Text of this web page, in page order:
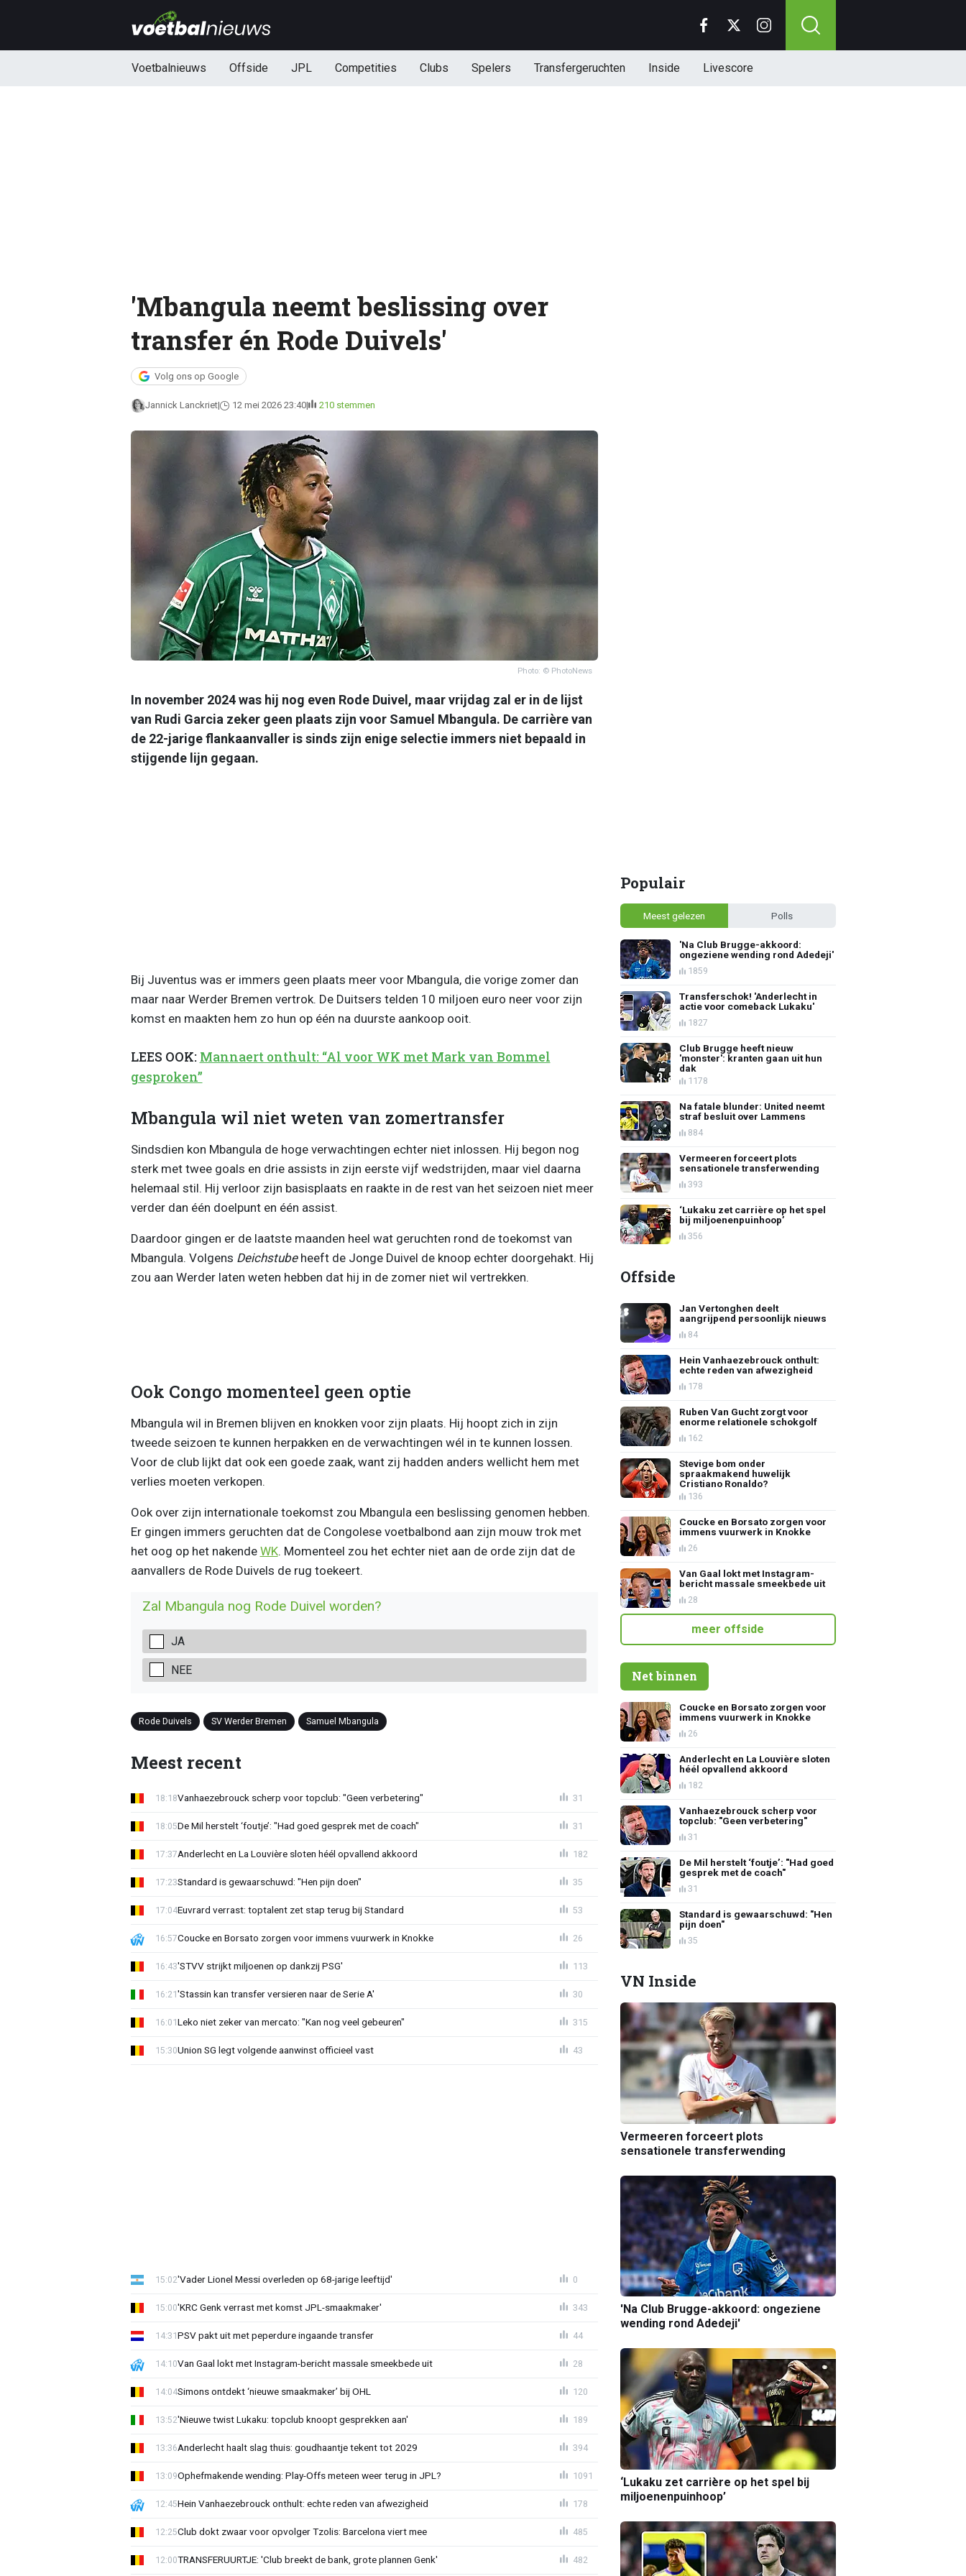
Voetbalnieuws Offside JPL Competities Clubs Spelers Transfergeruchten Inside Livescore
'Mbangula neemt beslissing over
transfer én Rode Duivels'
Volg ons op Google
Jannick Lanckriet 12 mei 2026 23:40 210 stemmen
Photo: © PhotoNews
In november 2024 was hij nog even Rode Duivel, maar vrijdag zal er in de lijst
van Rudi Garcia zeker geen plaats zijn voor Samuel Mbangula. De carrière van
de 22-jarige flankaanvaller is sinds zijn enige selectie immers niet bepaald in
stijgende lijn gegaan.
Bij Juventus was er immers geen plaats meer voor Mbangula, die vorige zomer dan
maar naar Werder Bremen vertrok. De Duitsers telden 10 miljoen euro neer voor zijn
komst en maakten hem zo hun op één na duurste aankoop ooit.
LEES OOK: Mannaert onthult: “Al voor WK met Mark van Bommel
gesproken”
Mbangula wil niet weten van zomertransfer
Sindsdien kon Mbangula de hoge verwachtingen echter niet inlossen. Hij begon nog
sterk met twee goals en drie assists in zijn eerste vijf wedstrijden, maar viel daarna
helemaal stil. Hij verloor zijn basisplaats en raakte in de rest van het seizoen niet meer
verder dan één doelpunt en één assist.
Daardoor gingen er de laatste maanden heel wat geruchten rond de toekomst van
Mbangula. Volgens Deichstubeheeft de Jonge Duivel de knoop echter doorgehakt. Hij
zou aan Werder laten weten hebben dat hij in de zomer niet wil vertrekken.
Ook Congo momenteel geen optie
Mbangula wil in Bremen blijven en knokken voor zijn plaats. Hij hoopt zich in zijn
tweede seizoen te kunnen herpakken en de verwachtingen wél in te kunnen lossen.
Voor de club lijkt dat ook een goede zaak, want zij hadden anders wellicht hem met
verlies moeten verkopen.
Ook over zijn internationale toekomst zou Mbangula een beslissing genomen hebben.
Er gingen immers geruchten dat de Congolese voetbalbond aan zijn mouw trok met
het oog op het nakende WK. Momenteel zou het echter niet aan de orde zijn dat de
aanvallers de Rode Duivels de rug toekeert.
Zal Mbangula nog Rode Duivel worden?
JA
NEE
Rode Duivels SV Werder Bremen Samuel Mbangula
Meest recent
Vanhaezebrouck scherp voor topclub: "Geen verbetering"
18:18 31
De Mil herstelt ‘foutje’: "Had goed gesprek met de coach"
18:05 31
Anderlecht en La Louvière sloten héél opvallend akkoord
17:37 182
Standard is gewaarschuwd: "Hen pijn doen"
17:23 35
Euvrard verrast: toptalent zet stap terug bij Standard
17:04 53
Coucke en Borsato zorgen voor immens vuurwerk in Knokke
16:57 26
'STVV strijkt miljoenen op dankzij PSG'
16:43 113
'Stassin kan transfer versieren naar de Serie A'
16:21 30
Leko niet zeker van mercato: "Kan nog veel gebeuren"
16:01 315
Union SG legt volgende aanwinst officieel vast
15:30 43
'Vader Lionel Messi overleden op 68-jarige leeftijd'
15:02 0
'KRC Genk verrast met komst JPL-smaakmaker'
15:00 343
PSV pakt uit met peperdure ingaande transfer
14:31 44
Van Gaal lokt met Instagram-bericht massale smeekbede uit
14:10 28
Simons ontdekt ‘nieuwe smaakmaker’ bij OHL
14:04 120
'Nieuwe twist Lukaku: topclub knoopt gesprekken aan'
13:52 189
Anderlecht haalt slag thuis: goudhaantje tekent tot 2029
13:36 394
Ophefmakende wending: Play-Offs meteen weer terug in JPL?
13:09 1091
Hein Vanhaezebrouck onthult: echte reden van afwezigheid
12:45 178
Club dokt zwaar voor opvolger Tzolis: Barcelona viert mee
12:25 485
TRANSFERUURTJE: 'Club breekt de bank, grote plannen Genk'
12:00 482
Populair
Meest gelezen Polls
'Na Club Brugge-akkoord:
ongeziene wending rond Adedeji'
1859
Transferschok! 'Anderlecht in
actie voor comeback Lukaku'
1827
Club Brugge heeft nieuw
'monster': kranten gaan uit hun
dak
1178
Na fatale blunder: United neemt
straf besluit over Lammens
884
Vermeeren forceert plots
sensationele transferwending
393
‘Lukaku zet carrière op het spel
bij miljoenenpuinhoop’
356
Offside
Jan Vertonghen deelt
aangrijpend persoonlijk nieuws
84
Hein Vanhaezebrouck onthult:
echte reden van afwezigheid
178
Ruben Van Gucht zorgt voor
enorme relationele schokgolf
162
Stevige bom onder
spraakmakend huwelijk
Cristiano Ronaldo?
136
Coucke en Borsato zorgen voor
immens vuurwerk in Knokke
26
Van Gaal lokt met Instagram-
bericht massale smeekbede uit
28
meer offside
Net binnen
Coucke en Borsato zorgen voor
immens vuurwerk in Knokke
26
Anderlecht en La Louvière sloten
héél opvallend akkoord
182
Vanhaezebrouck scherp voor
topclub: "Geen verbetering"
31
De Mil herstelt ‘foutje’: "Had goed
gesprek met de coach"
31
Standard is gewaarschuwd: "Hen
pijn doen"
35
VN Inside
Vermeeren forceert plots
sensationele transferwending
'Na Club Brugge-akkoord: ongeziene
wending rond Adedeji'
‘Lukaku zet carrière op het spel bij
miljoenenpuinhoop’